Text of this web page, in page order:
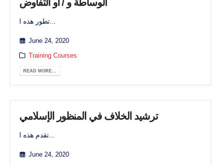
الوساطة و / أو التفاوض
تطور هذه ا...
June 24, 2020
Training Courses
READ MORE...
ترشيد الخلاف في المنظور الإسلامي
تقدم هذه ا...
June 24, 2020